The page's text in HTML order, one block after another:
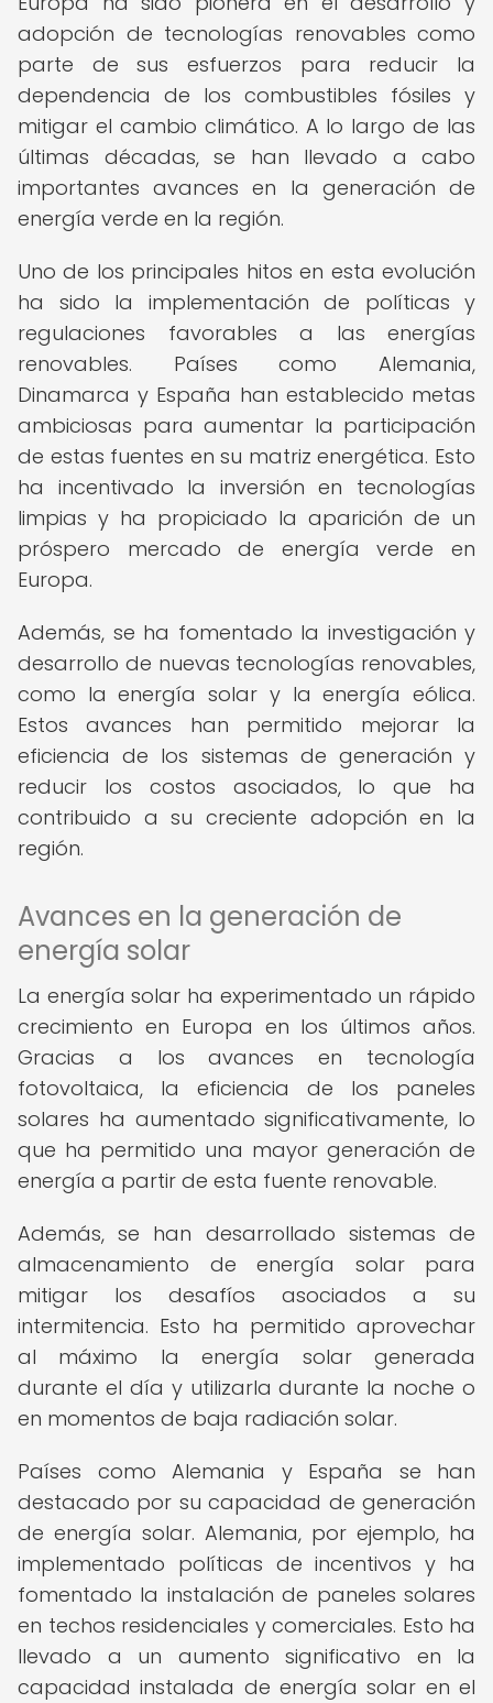
adopción de tecnologías renovables como
parte de sus esfuerzos para reducir la
dependencia de los combustibles fósiles y
mitigar el cambio climático. A lo largo de las
últimas décadas, se han llevado a cabo
importantes avances en la generación de
energía verde en la región.
Uno de los principales hitos en esta evolución
ha sido la implementación de políticas y
regulaciones favorables a las energías
renovables. Países como Alemania,
Dinamarca y España han establecido metas
ambiciosas para aumentar la participación
de estas fuentes en su matriz energética. Esto
ha incentivado la inversión en tecnologías
limpias y ha propiciado la aparición de un
próspero mercado de energía verde en
Europa.
Además, se ha fomentado la investigación y
desarrollo de nuevas tecnologías renovables,
como la energía solar y la energía eólica.
Estos avances han permitido mejorar la
eficiencia de los sistemas de generación y
reducir los costos asociados, lo que ha
contribuido a su creciente adopción en la
región.
Avances en la generación de
energía solar
La energía solar ha experimentado un rápido
crecimiento en Europa en los últimos años.
Gracias a los avances en tecnología
fotovoltaica, la eficiencia de los paneles
solares ha aumentado significativamente, lo
que ha permitido una mayor generación de
energía a partir de esta fuente renovable.
Además, se han desarrollado sistemas de
almacenamiento de energía solar para
mitigar los desafíos asociados a su
intermitencia. Esto ha permitido aprovechar
al máximo la energía solar generada
durante el día y utilizarla durante la noche o
en momentos de baja radiación solar.
Países como Alemania y España se han
destacado por su capacidad de generación
de energía solar. Alemania, por ejemplo, ha
implementado políticas de incentivos y ha
fomentado la instalación de paneles solares
en techos residenciales y comerciales. Esto ha
llevado a un aumento significativo en la
capacidad instalada de energía solar en el